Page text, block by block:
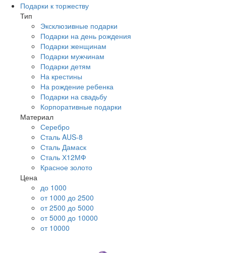
Подарки к торжеству
Тип
Эксклюзивные подарки
Подарки на день рождения
Подарки женщинам
Подарки мужчинам
Подарки детям
На крестины
На рождение ребенка
Подарки на свадьбу
Корпоративные подарки
Материал
Серебро
Сталь AUS-8
Сталь Дамаск
Сталь Х12МФ
Красное золото
Цена
до 1000
от 1000 до 2500
от 2500 до 5000
от 5000 до 10000
от 10000